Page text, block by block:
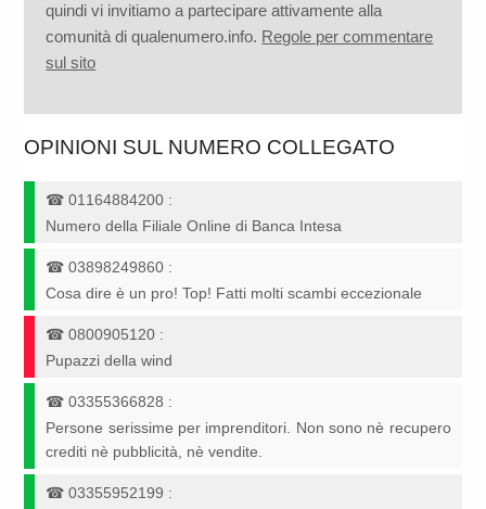
quindi vi invitiamo a partecipare attivamente alla
comunità di qualenumero.info. Regole per commentare
sul sito
OPINIONI SUL NUMERO COLLEGATO
☎01164884200 :
Numero della Filiale Online di Banca Intesa
☎03898249860 :
Cosa dire è un pro! Top! Fatti molti scambi eccezionale
☎0800905120 :
Pupazzi della wind
☎03355366828 :
Persone serissime per imprenditori. Non sono nè recupero
crediti nè pubblicità, nè vendite.
☎03355952199 :